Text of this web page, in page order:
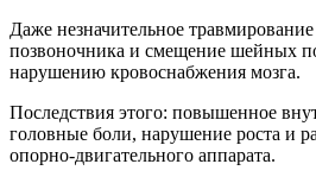
Даже незначительное
позвоночника и смещение шейных
нарушению кровоснабжения мозга.
Последствия этого: повышенное
головные боли, нарушение роста и
опорно-двигательного аппарата.